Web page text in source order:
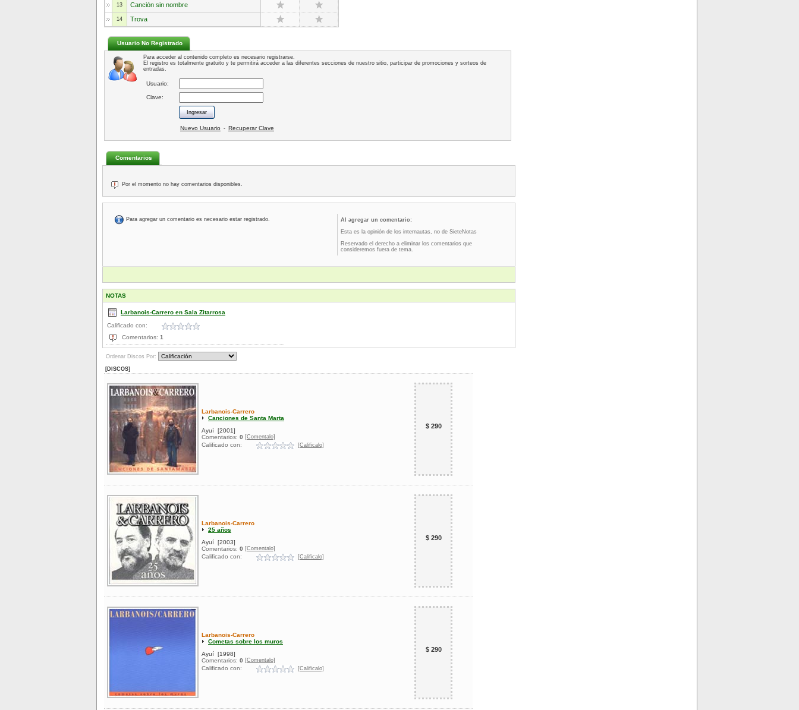
13 Canción sin nombre
14 Trova
Usuario No Registrado
Para acceder al contenido completo es necesario registrarse.
El registro es totalmente gratuito y te permitirá acceder a las diferentes secciones de nuestro sitio, participar de promociones y sorteos de
entradas.
Usuario:
Clave:
Nuevo Usuario - Recuperar Clave
Comentarios
Por el momento no hay comentarios disponibles.
Para agregar un comentario es necesario estar registrado.
Al agregar un comentario:
Esta es la opinión de los internautas, no de SieteNotas
Reservado el derecho a eliminar los comentarios que
consideremos fuera de tema.
NOTAS
Larbanois-Carrero en Sala Zitarrosa
Calificado con:
Comentarios: 1
Ordenar Discos Por:
[DISCOS]
Larbanois-Carrero
Canciones de Santa Marta
Ayuí [2001]
Comentarios: 0 [Comentalo]
Calificado con: [Calificalo]
$ 290
Larbanois-Carrero
25 años
Ayuí [2003]
Comentarios: 0 [Comentalo]
Calificado con: [Calificalo]
$ 290
Larbanois-Carrero
Cometas sobre los muros
Ayuí [1998]
Comentarios: 0 [Comentalo]
Calificado con: [Calificalo]
$ 290